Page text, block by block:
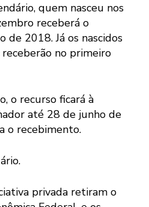
quem nasceu nos
receberá o
de 2018. Já os nascidos
no primeiro
o recurso ficará à
até 28 de junho de
o recebimento.
privada retiram o